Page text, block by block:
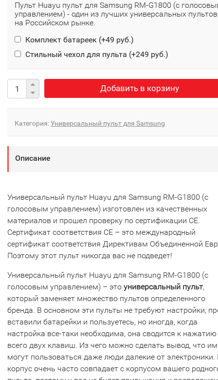
Пульт Huayu пульт для Samsung RM-G1800 (с
управлением) - один из лучших универсальных пультов
на Российском рынке.
Комплект батареек (+49 руб.)
Стильный чехол для пульта (+249 руб.)
Добавить в корзину
Категория:Универсальный пульт для Samsung
Описание
Универсальный пульт Huayu для Samsung RM-G1800 (с
голосовым управлением) изготовлен из качественных
материалов и прошел проверку по сертификации CE.
Сертификат соответствия СЕ – это международный
сертификат соответствия Директивам Объединенной
Поэтому этот пульт никогда вас не подведет!
Универсальный пульт Huayu для Samsung RM-G1800 (с
голосовым управлением) – это универсальный пульт,
который заменяет множество пультов определенного
бренда. В основном эти пульты не требуют настройки,
вставили батарейки и пользуетесь, но иногда, когда
настройка все-таки необходима, она сводится к нажатию
всего двух клавиш. Из чего можно сделать вывод, что им
могут пользоваться даже люди далекие от электроники.
корпус очень часто совпадает с корпусом вашего